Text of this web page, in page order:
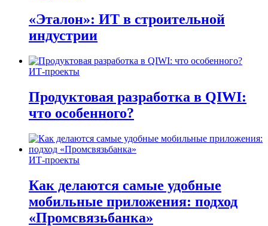
«Эталон»: ИТ в строительной
индустрии
ИТ-проекты
Продуктовая разработка в QIWI:
что особенного?
ИТ-проекты
Как делаются самые удобные
мобильные приложения: подход
«Промсвязьбанка»